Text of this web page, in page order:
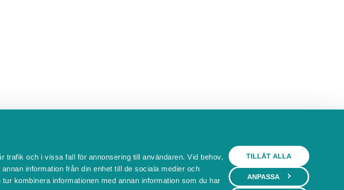
trafik och i vissa fall för annonsering till användaren. Vid behov,
information från din enhet till de sociala medier och
kombinera informationen med annan information som du har
TILLÅT ALLA
ANPASSA